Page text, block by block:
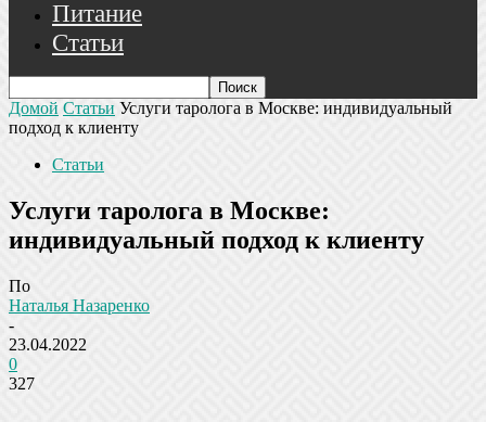
Питание
Статьи
Домой Статьи Услуги таролога в Москве: индивидуальный
подход к клиенту
Статьи
Услуги таролога в Москве:
индивидуальный подход к клиенту
По
Наталья Назаренко
-
23.04.2022
0
327